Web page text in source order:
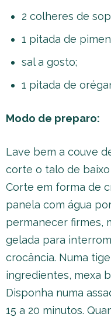
2 colheres de
1 pitada de
sal a gosto;
1 pitada de
Modo de preparo:
Lave bem a couve
corte o talo de
Corte em forma de
panela com água
permanecer firmes,
gelada para
crocância. Numa
ingredientes, mexa
Disponha numa
15 a 20 minutos.